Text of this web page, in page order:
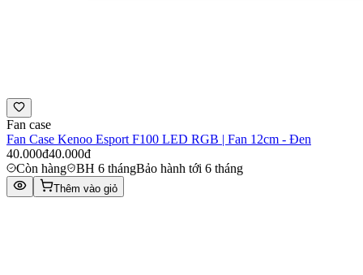
Fan case
Fan Case Kenoo Esport F100 LED RGB | Fan 12cm - Đen
40.000đ40.000đ
Còn hàng
BH 6 thángBảo hành tới 6 tháng
Thêm vào giỏ